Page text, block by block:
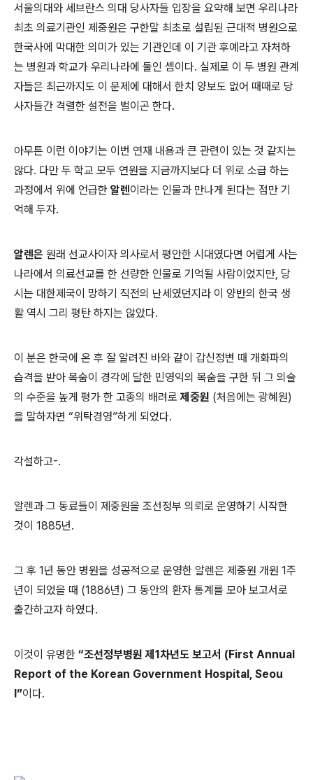
서울의대와 세브란스 의대 당사자들 입장을 요약해 보면 우리나라
최초 의료기관인 제중원은 구한말 최초로 설립된 근대적 병원으로
한국사에 막대한 의미가 있는 기관인데 이 기관 후예라고 자처하
는 병원과 학교가 우리나라에 둘인 셈이다. 실제로 이 두 병원 관계
자들은 최근까지도 이 문제에 대해서 한치 양보도 없어 때때로 당
사자들간 격렬한 설전을 벌이곤 한다.
아무튼 이런 이야기는 이번 연재 내용과 큰 관련이 있는 것 같지는
않다. 다만 두 학교 모두 연원을 지금까지보다 더 위로 소급 하는
과정에서 위에 언급한 알렌이라는 인물과 만나게 된다는 점만 기
억해 두자.
알렌은 원래 선교사이자 의사로서 평안한 시대였다면 어렵게 사는
나라에서 의료선교를 한 선량한 인물로 기억될 사람이었지만, 당
시는 대한제국이 망하기 직전의 난세였던지라 이 양반의 한국 생
활 역시 그리 평탄 하지는 않았다.
이 분은 한국에 온 후 잘 알려진 바와 같이 갑신정변 때 개화파의
습격을 받아 목숨이 경각에 달한 민영익의 목숨을 구한 뒤 그 의술
의 수준을 높게 평가 한 고종의 배려로제중원 (처음에는 광혜원)
을 말하자면 “위탁경영”하게 되었다.
각설하고-.
알렌과 그 동료들이 제중원을 조선정부 의뢰로 운영하기 시작한
것이 1885년.
그 후 1년 동안 병원을 성공적으로 운영한 알렌은 제중원 개원 1주
년이 되었을 때 (1886년) 그 동안의 환자 통계를 모아 보고서로
출간하고자 하였다.
이것이 유명한 “조선정부병원 제1차년도 보고서 (First Annual
Report of the Korean Government Hospital, Seou
l”이다.